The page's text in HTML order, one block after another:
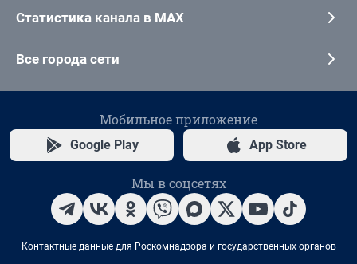
Статистика канала в MAX
Все города сети
Мобильное приложение
Google Play App Store
Мы в соцсетях
Контактные данные для Роскомнадзора и государственных органов